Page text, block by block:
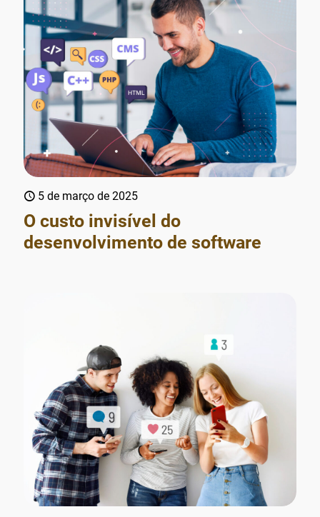
5 de março de 2025
O custo invisível do
desenvolvimento de software